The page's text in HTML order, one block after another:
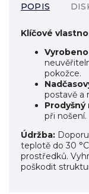
POPIS
Klíčové
pokožce.
postavě a
při nošení.
Údržba:
teplotě do 30
prostředků.
poškodit